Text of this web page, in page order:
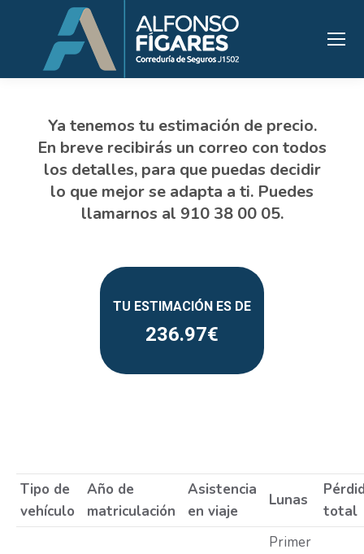
236.97
Tipo de
vehículo
Año de
matriculación
Asistencia
en viaje
Lunas
total
Primer